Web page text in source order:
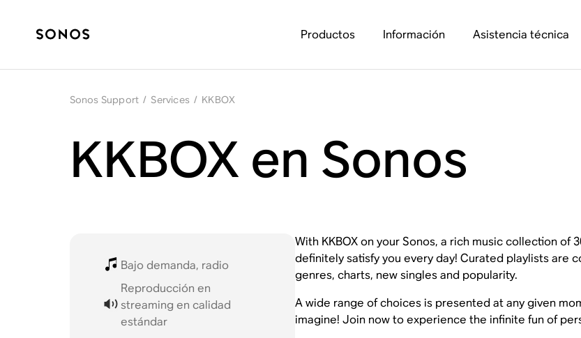
Productos Información Asistencia técnica
Sonos Support / Services / KKBOX
KKBOX en Sonos
Bajo demanda, radio
Reproducción en
streaming en calidad
estándar
With KKBOX on your Sonos, a rich music collection
definitely satisfy you every day! Curated playlists are
genres, charts, new singles and popularity.
A wide range of choices is presented at any given
imagine! Join now to experience the infinite fun of